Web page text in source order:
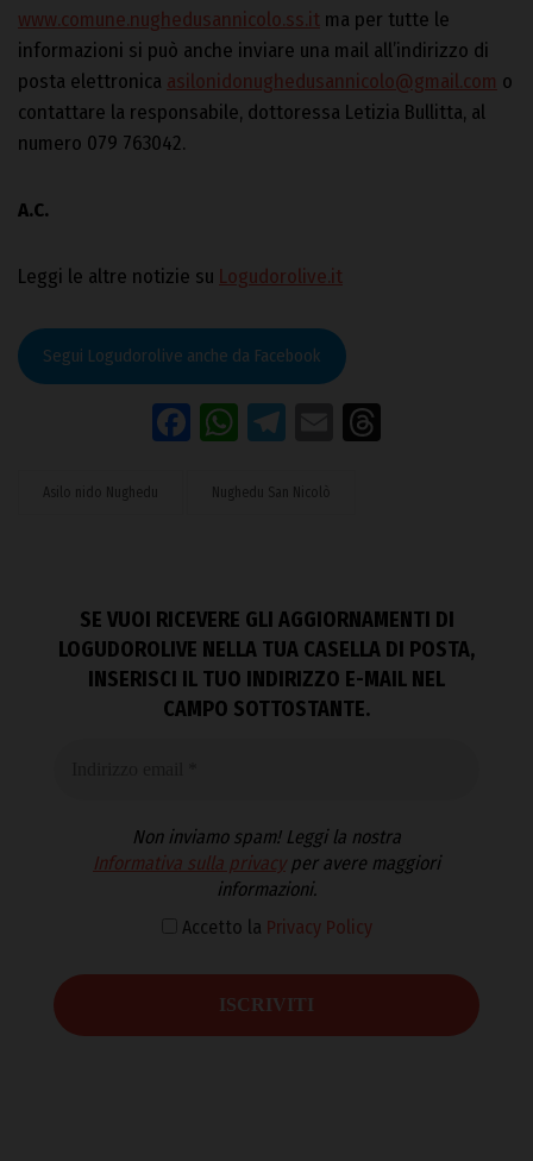
www.comune.nughedusannicolo.ss.it ma per tutte le
informazioni si può anche inviare una mail all’indirizzo di
posta elettronica asilonidonughedusannicolo@gmail.com o
contattare la responsabile, dottoressa Letizia Bullitta, al
numero 079 763042.
A.C.
Leggi le altre notizie su Logudorolive.it
Segui Logudorolive anche da Facebook
Facebook
WhatsApp
Telegram
Email
Asilo nido Nughedu Nughedu San Nicolò
SE VUOI RICEVERE GLI AGGIORNAMENTI DI
LOGUDOROLIVE NELLA TUA CASELLA DI POSTA,
INSERISCI IL TUO INDIRIZZO E-MAIL NEL
CAMPO SOTTOSTANTE.
Non inviamo spam! Leggi la nostra
Informativa sulla privacyper avere maggiori
informazioni.
Accetto la Privacy Policy